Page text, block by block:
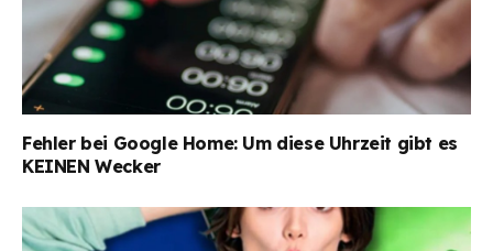
Fehler bei Google Home: Um diese Uhrzeit gibt es
KEINEN Wecker